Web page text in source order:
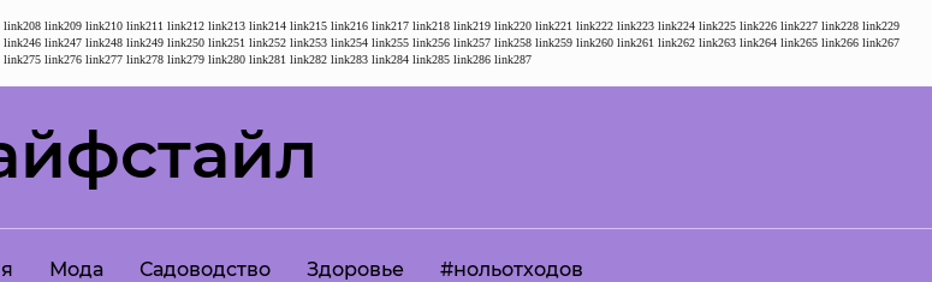
link208 link209 link210 link211 link212 link213 link214 link215 link216 link217 link218 link219 link220 link221 link222 link223 link224 link225 link226 link227 link228 link229
link246 link247 link248 link249 link250 link251 link252 link253 link254 link255 link256 link257 link258 link259 link260 link261 link262 link263 link264 link265 link266 link267
link275 link276 link277 link278 link279 link280 link281 link282 link283 link284 link285 link286 link287
Мода Садоводство Здоровье #нольотходов